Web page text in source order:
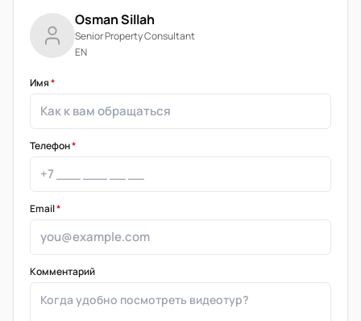
Osman Sillah
Senior Property Consultant
EN
Имя*
Телефон*
Email*
Комментарий